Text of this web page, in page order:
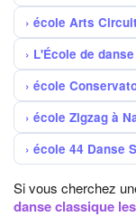
école Arts
L'École de
école
école Zigzag à
école 44 Danse
Si vous cherchez
danse classique